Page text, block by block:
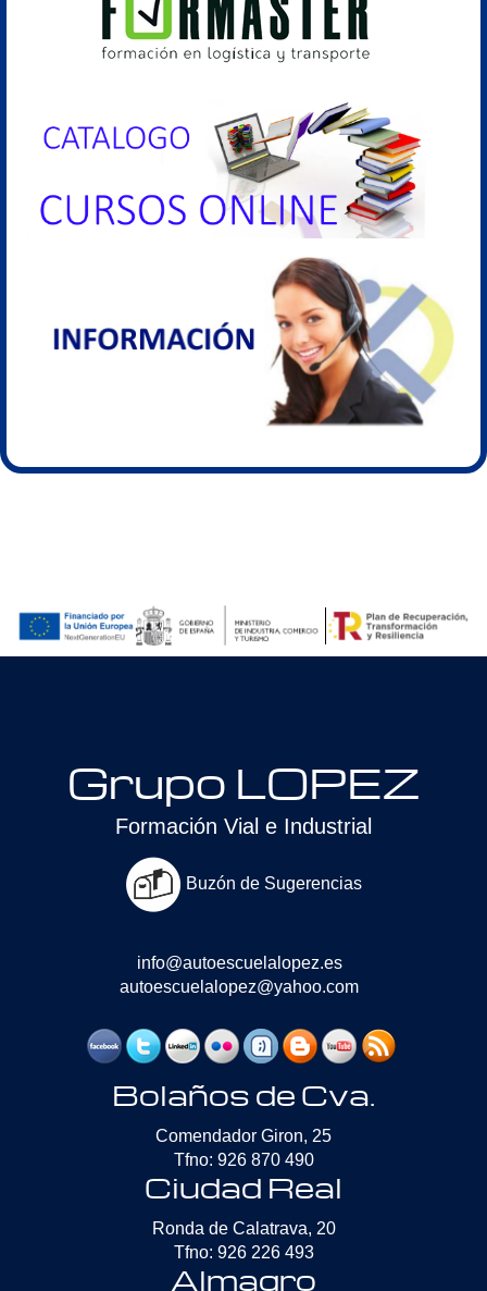
Grupo LOPEZ
Formación Vial e Industrial
Buzón de Sugerencias
info@autoescuelalopez.es
autoescuelalopez@yahoo.com
Bolaños de Cva.
Comendador Giron, 25
Tfno: 926 870 490
Ciudad Real
Ronda de Calatrava, 20
Tfno: 926 226 493
Almagro